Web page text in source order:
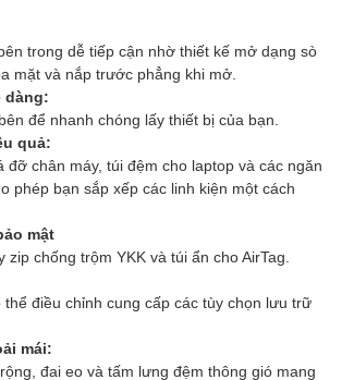
trong dễ tiếp cận nhờ thiết kế mở dạng sò
mặt và nắp trước phẳng khi mở.
dàng:
để nhanh chóng lấy thiết bị của bạn.
quả:
đỡ chân máy, túi đệm cho laptop và các ngăn
phép bạn sắp xếp các linh kiện một cách
mật
zip chống trộm YKK và túi ẩn cho AirTag.
thể điều chỉnh cung cấp các tùy chọn lưu trữ
mái:
đai eo và tấm lưng đệm thông gió mang